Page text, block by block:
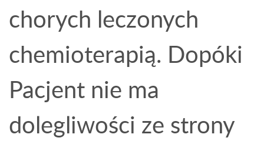
chorych leczonych
chemioterapią. Dopóki
Pacjent nie ma
dolegliwości ze strony